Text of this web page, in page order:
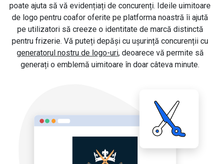
poate ajuta să vă evidențiați de concurenți. Ideile uimitoare
de logo pentru coafor oferite pe platforma noastră îi ajută
pe utilizatori să creeze o identitate de marcă distinctă
pentru frizerie. Vă puteți depăși cu ușurință concurenții cu
generatorul nostru de logo-uri, deoarece vă permite să
generați o emblemă uimitoare în doar câteva minute.